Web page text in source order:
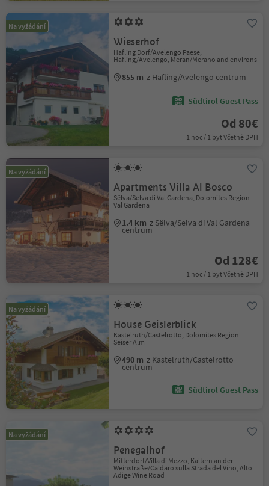
Na vyžádání
Wieserhof
Hafling Dorf/Avelengo Paese,
Hafling/Avelengo, Meran/Merano and environs
855 m z Hafling/Avelengo centrum
Südtirol Guest Pass
Od 80€
1 noc / 1 byt Včetně DPH
Na vyžádání
Apartments Villa Al Bosco
Sëlva/Selva di Val Gardena, Dolomites Region
Val Gardena
1.4 km z Sëlva/Selva di Val Gardena
centrum
Od 128€
1 noc / 1 byt Včetně DPH
Na vyžádání
House Geislerblick
Kastelruth/Castelrotto, Dolomites Region
Seiser Alm
490 m z Kastelruth/Castelrotto
centrum
Südtirol Guest Pass
Na vyžádání
Penegalhof
Mitterdorf/Villa di Mezzo, Kaltern an der
Weinstraße/Caldaro sulla Strada del Vino, Alto
Adige Wine Road